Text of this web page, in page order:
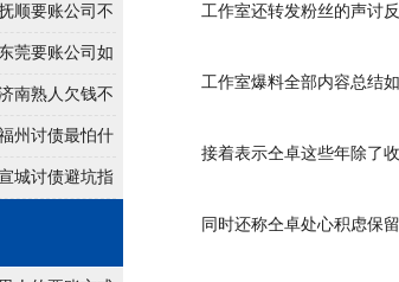
顺要账公司不
的追回方法是
东莞要账公司如
要账讨债？20
合法追债经验总
南熟人欠钱不
州讨债最怕什
年这两个关
城讨债避坑指
工作室还转发粉丝的声讨反
工作室爆料全部内容总结
接着表示仝卓这些年除了收
同时还称仝卓处心积虑保留